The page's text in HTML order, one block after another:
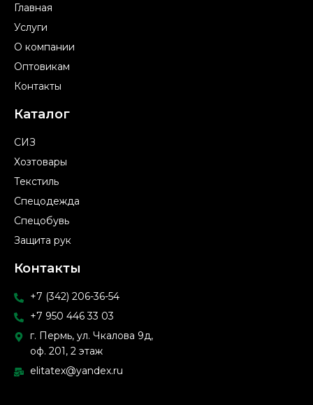
Главная
Услуги
О компании
Оптовикам
Контакты
Каталог
СИЗ
Хозтовары
Текстиль
Спецодежда
Спецобувь
Защита рук
Контакты
+7 (342) 206-36-54
+7 950 446 33 03
г. Пермь, ул. Чкалова 9д,
оф. 201, 2 этаж
elitatex@yandex.ru